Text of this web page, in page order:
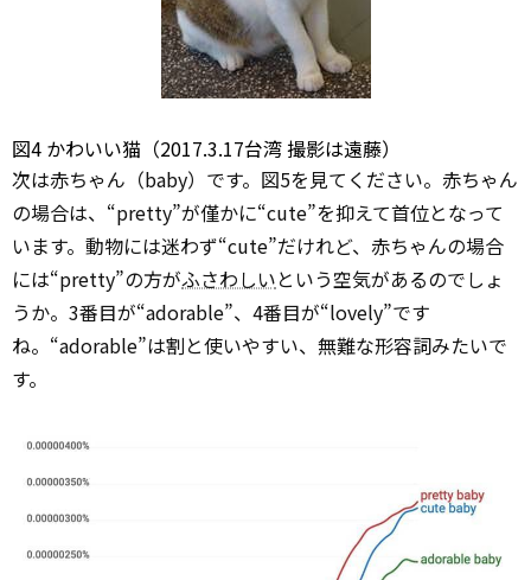
図4 かわいい猫（2017.3.17台湾 撮影は遠藤）
次は赤ちゃん（baby）です。図5を見てください。赤ちゃん
の場合は、“pretty”が僅かに“cute”を抑えて首位となって
います。動物には迷わず“cute”だけれど、赤ちゃんの場合
には“pretty”の方がふさわしいという空気があるのでしょ
うか。3番目が“adorable”、4番目が“lovely”です
ね。“adorable”は割と使いやすい、無難な形容詞みたいで
す。